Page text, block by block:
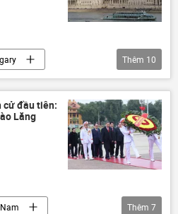
Peter Siyarto
Chính trị
Châu Âu
Thêm 10
cử đầu tiên:
Lăng
Thêm 7